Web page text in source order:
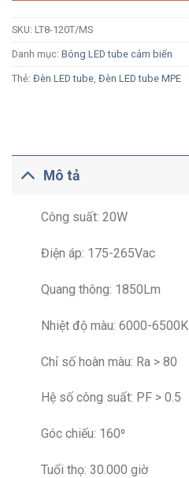
SKU: LT8-120T/MS
Danh mục: Bóng LED tube cảm biến
Thẻ: Đèn LED tube Đèn LED tube MPE
Mô tả
Công suất: 20W
Điện áp: 175-265Vac
Quang thông: 1850Lm
Nhiệt độ màu: 6000-6500K
Chỉ số hoàn màu: Ra > 80
Hệ số công suất: PF > 0.5
Góc chiếu: 160⁰
Tuổi thọ: 30.000 giờ